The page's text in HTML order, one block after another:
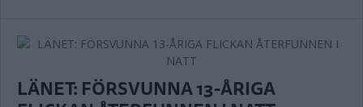
LÄNET: FÖRSVUNNA 13-ÅRIGA